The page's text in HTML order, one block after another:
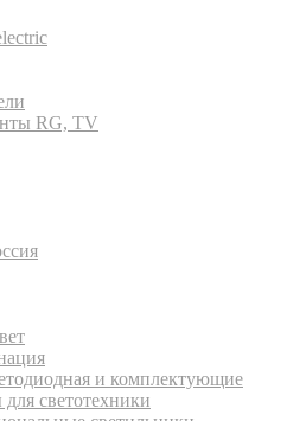
RG, TV
и комплектующие
светотехники